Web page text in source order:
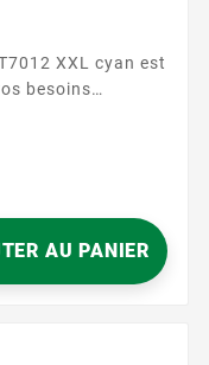
besoins
fonctionner avec
EPSON
et est
ou des
AU PANIER